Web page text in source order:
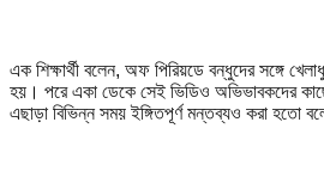
এক শিক্ষার্থী বলেন, অফ পিরিয়ডে বন্ধুদের সঙ্গে
হয়। পরে একা ডেকে সেই ভিডিও অভিভাবকদের
এছাড়া বিভিন্ন সময় ইঙ্গিতপূর্ণ মন্তব্যও করা হতো